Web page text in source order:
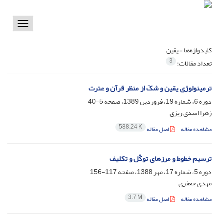
Toggle
کلیدواژه‌ها =یقین
تعداد مقالات: 3
ترمینولوژی یقین و شکَ از منظر قرآن و عترت
دوره 6، شماره 19، فروردین 1389، صفحه
5-40
زهرا اسدی ریزی
مشاهده مقاله اصل مقاله 588.24 K
ترسیم خطوط و مرزهای توکّل و تکلیف
دوره 5، شماره 17، مهر 1388، صفحه
117-156
مهدی جعفری
مشاهده مقاله اصل مقاله 3.7 M